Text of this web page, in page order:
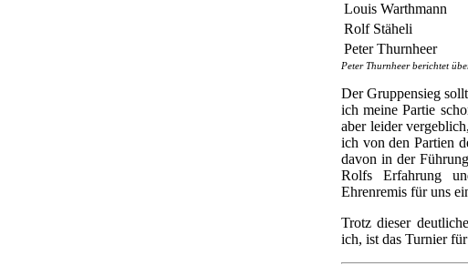
Louis Warthmann
Rolf Stäheli
Peter Thurnheer
Peter Thurnheer berichtet
Der Gruppensieg
ich meine Partie
aber leider
ich von den Partien
davon in der
Rolfs Erfahrung
Ehrenremis für uns
Trotz dieser
ich, ist das Turnier